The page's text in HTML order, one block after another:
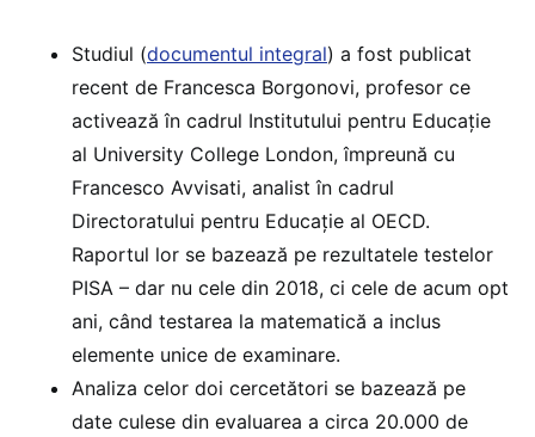
Studiul (documentul integral) a fost publicat
recent de Francesca Borgonovi, profesor ce
activează în cadrul Institutului pentru Educație
al University College London, împreună cu
Francesco Avvisati, analist în cadrul
Directoratului pentru Educație al OECD.
Raportul lor se bazează pe rezultatele testelor
PISA – dar nu cele din 2018, ci cele de acum opt
ani, când testarea la matematică a inclus
elemente unice de examinare.
Analiza celor doi cercetători se bazează pe
date culese din evaluarea a circa 20.000 de